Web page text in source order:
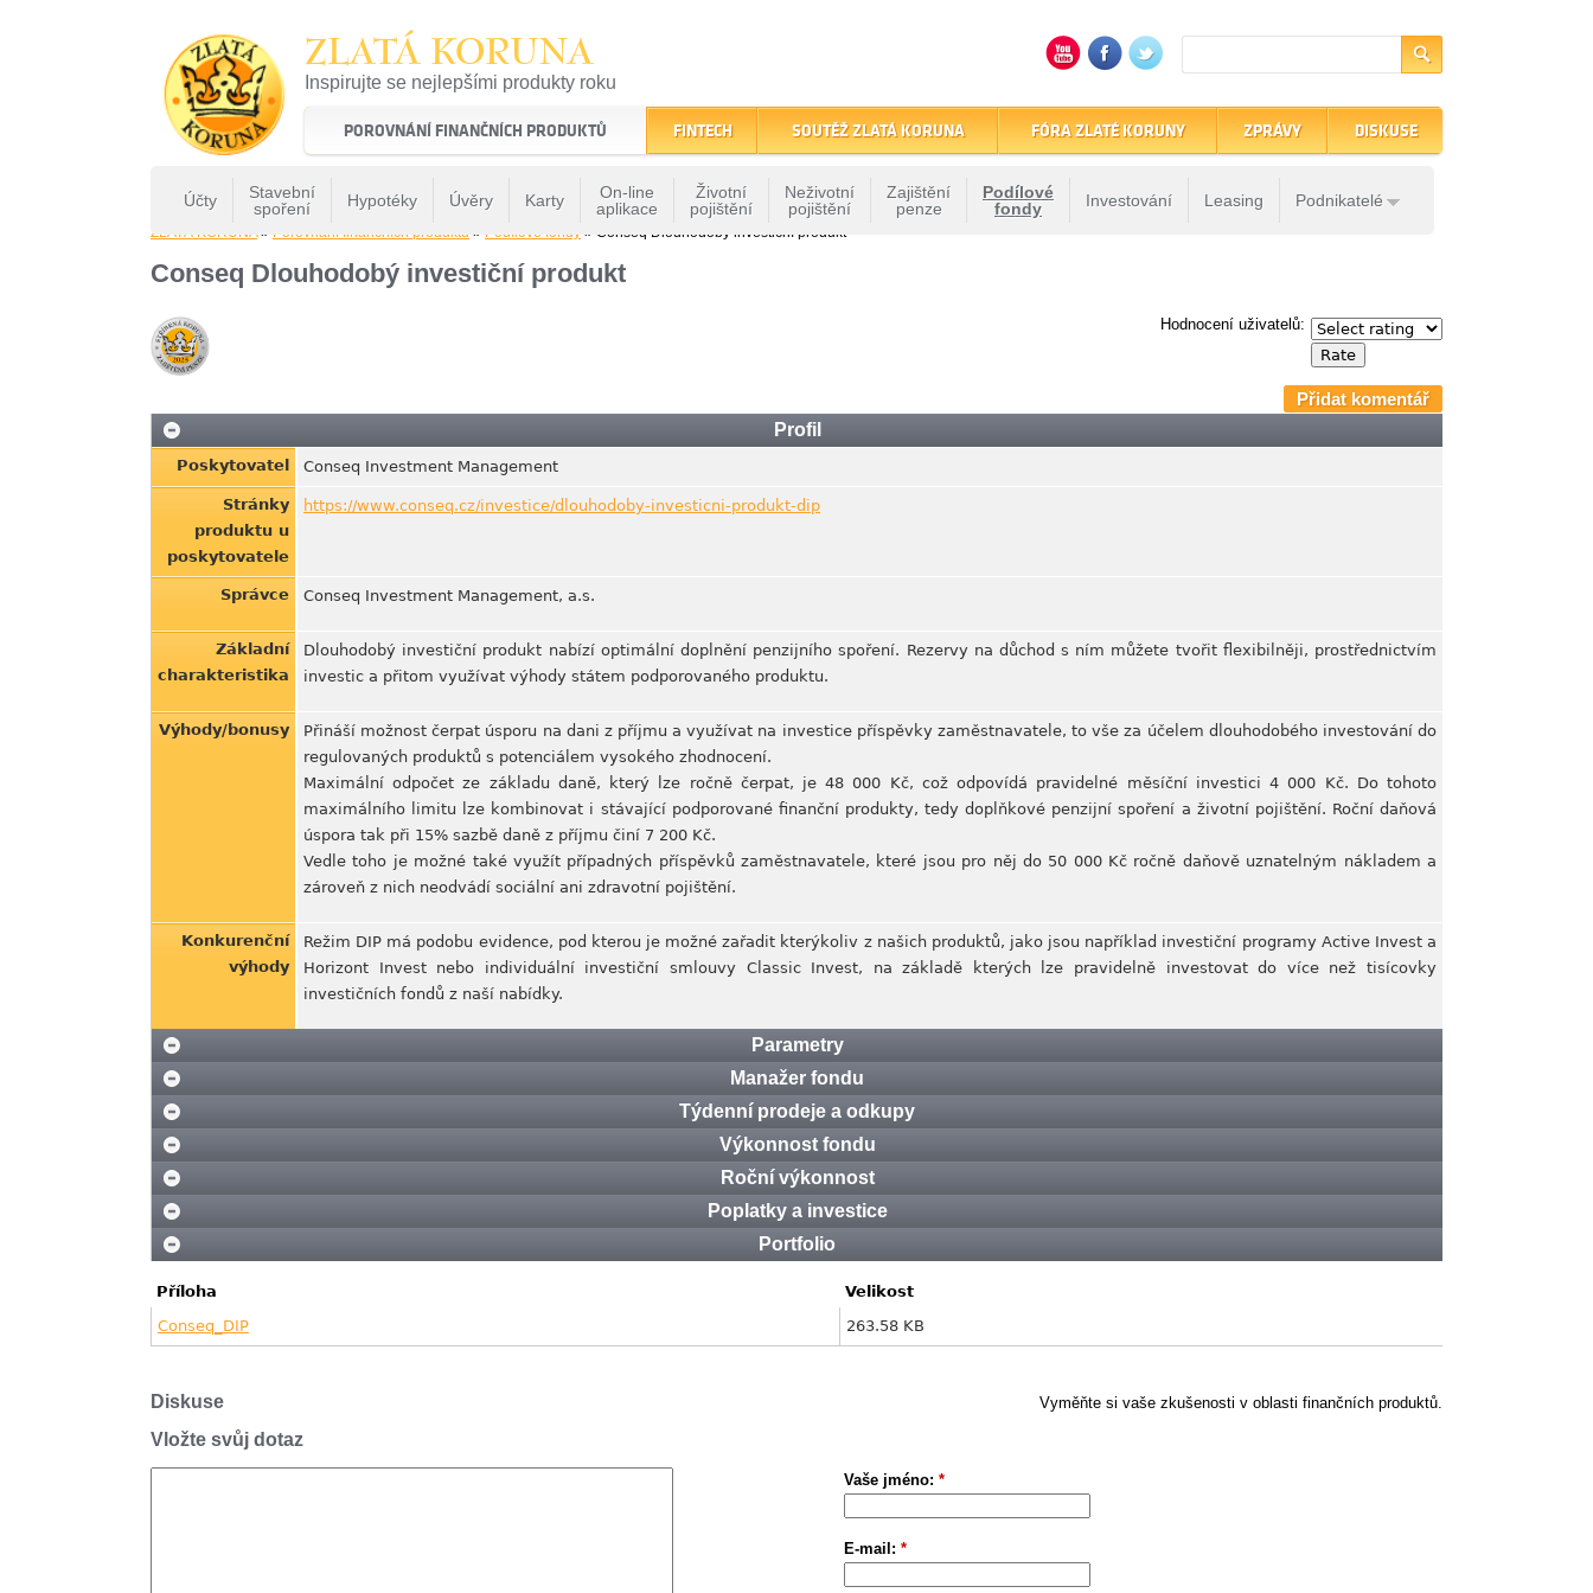
ZLATÁ KORUNA
Inspirujte se nejlepšími produkty roku
22 let tradice a kvality na finančním trhu
POROVNÁNÍ FINANČNÍCH PRODUKTŮ
Účty
Stavební
spoření
Hypotéky Úvěry Karty
On-line
aplikace
Životní
pojištění
Neživotní
pojištění
Zajištění
penze
Podílové
fondy
Investování Leasing Podnikatelé
FINTECH SOUTĚŽ ZLATÁ KORUNA FÓRA ZLATÉ KORUNY ZPRÁVY DISKUSE
ZLATÁ KORUNA» Porovnání finančních produktů » Podílové fondy » Conseq Dlouhodobý investiční produkt
Conseq Dlouhodobý investiční produkt
Hodnocení uživatelů:
Přidat komentář
Profil
Poskytovatel Conseq Investment Management
Stránky
produktu u
poskytovatele
https://www.conseq.cz/investice/dlouhodoby-investicni-produkt-dip
Správce Conseq Investment Management, a.s.
Základní
charakteristika
Dlouhodobý investiční produkt nabízí optimální doplnění penzijního spoření. Rezervy na důchod s ním můžete tvořit flexibilněji, prostřednictvím
investic a přitom využívat výhody státem podporovaného produktu.
Výhody/bonusy
Přináší možnost čerpat úsporu na dani z příjmu a využívat na investice příspěvky zaměstnavatele, to vše za účelem dlouhodobého investování do
regulovaných produktů s potenciálem vysokého zhodnocení.
Maximální odpočet ze základu daně, který lze ročně čerpat, je 48 000 Kč, což odpovídá pravidelné měsíční investici 4 000 Kč. Do tohoto
maximálního limitu lze kombinovat i stávající podporované finanční produkty, tedy doplňkové penzijní spoření a životní pojištění. Roční daňová
úspora tak při 15% sazbě daně z příjmu činí 7 200 Kč.
Vedle toho je možné také využít případných příspěvků zaměstnavatele, které jsou pro něj do 50 000 Kč ročně daňově uznatelným nákladem a
zároveň z nich neodvádí sociální ani zdravotní pojištění.
Konkurenční
výhody
Režim DIP má podobu evidence, pod kterou je možné zařadit kterýkoliv z našich produktů, jako jsou například investiční programy Active Invest a
Horizont Invest nebo individuální investiční smlouvy Classic Invest, na základě kterých lze pravidelně investovat do více než tisícovky
investičních fondů z naší nabídky.
Parametry
Manažer fondu
Týdenní prodeje a odkupy
Výkonnost fondu
Roční výkonnost
Poplatky a investice
Portfolio
Příloha
Velikost
Conseq_DIP
263.58 KB
Vyměňte si vaše zkušenosti v oblasti finančních produktů.
Diskuse
Vložte svůj dotaz
Vaše jméno: *
E-mail: *